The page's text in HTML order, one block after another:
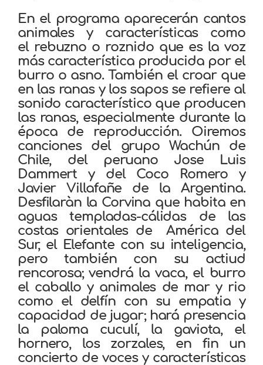
En el programa aparecerán cantos
animales y características como
el rebuzno o roznido que es la voz
más característica producida por el
burroo asno. También el croar que
en las ranas y los sapos se refiere al
sonido característico que producen
las ranas, especialmente durante la
época de reproducción. Oiremos
canciones del grupo Wachún de
Chile, del peruano Jose Luis
Dammert y del Coco Romero y
Javier Villafañe de la Argentina.
Desfilaràn la Corvina que habita en
aguas templadas-cálidas de las
costas orientales de América del
Sur, el Elefante con su inteligencia,
pero también con su actiud
rencorosa; vendrá la vaca, el burro
el caballo y animales de mar y rio
como el delfín con su empatia y
capacidad de jugar; hará presencia
la paloma cuculí, la gaviota, el
hornero, los zorzales, en fin un
concierto de voces y características